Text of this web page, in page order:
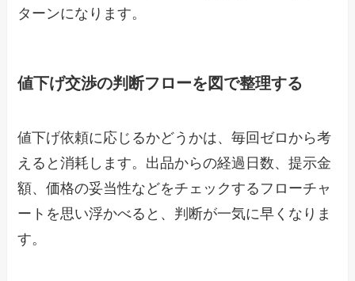
ターンになります。
値下げ交渉の判断フローを図で整理する
値下げ依頼に応じるかどうかは、毎回ゼロから考
えると消耗します。出品からの経過日数、提示金
額、価格の妥当性などをチェックするフローチャ
ートを思い浮かべると、判断が一気に早くなりま
す。